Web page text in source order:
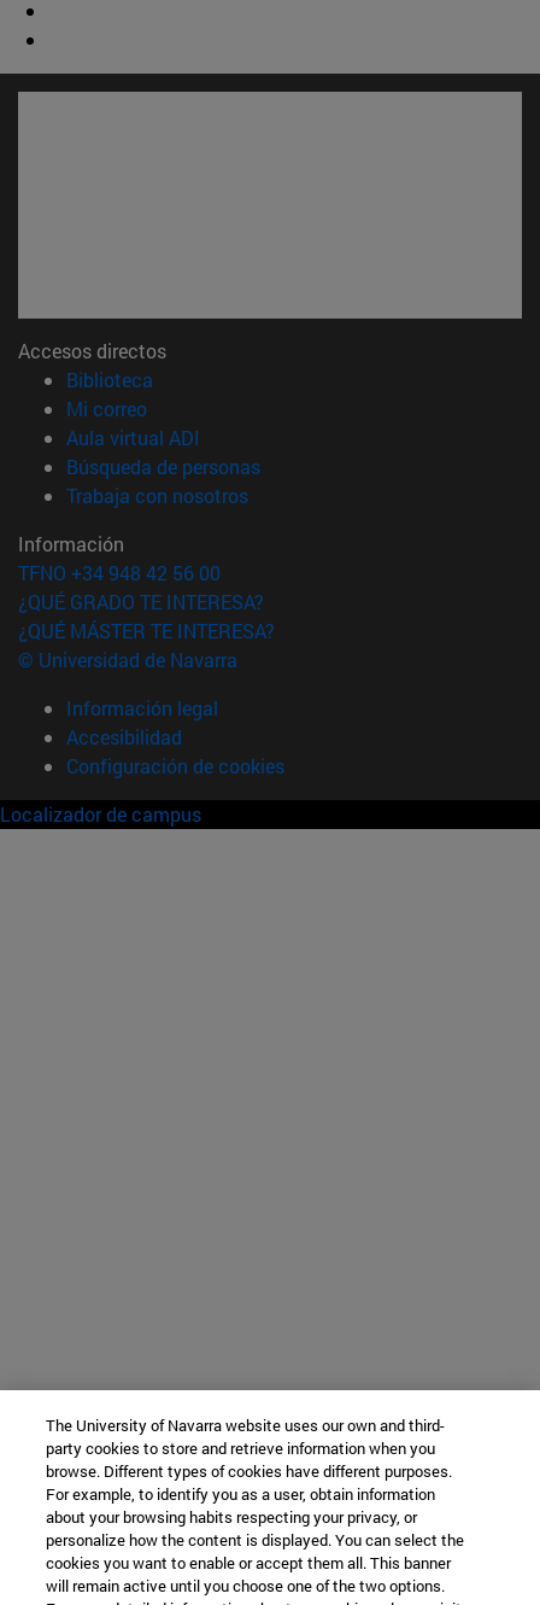
Accesos directos
Biblioteca
Mi correo(abre en nueva ventana)
Aula virtual ADI
Búsqueda de personas(abre en nueva ventana)
Trabaja con nosotros(abre en nueva ventana)
Información
TFNO +34 948 42 56 00
¿QUÉ GRADO TE INTERESA?
¿QUÉ MÁSTER TE INTERESA?
© Universidad de Navarra
Información legal
Accesibilidad
Configuración de cookies
Localizador de campus
The University of Navarra website uses our own and third-
party cookies to store and retrieve information when you
browse. Different types of cookies have different purposes.
For example, to identify you as a user, obtain information
about your browsing habits respecting your privacy, or
personalize how the content is displayed. You can select the
cookies you want to enable or accept them all. This banner
will remain active until you choose one of the two options.